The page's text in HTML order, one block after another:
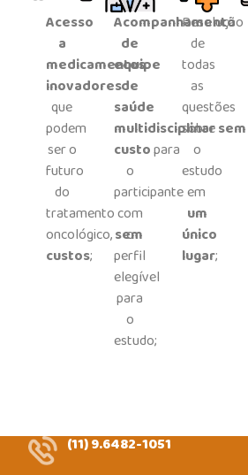
Acesso
a
medicamentos
inovadores
que
podem
ser o
futuro
do
tratamento
oncológico,sem
custos;
Acompanhamento
de
equipe
de
saúde
multidisciplinarsem
custopara
o
participante
com
o
perfil
elegível
para
o
estudo;
Resolução
de
todas
as
questões
sobre
o
estudo
em
um
único
lugar;
(11) 9.6482-1051